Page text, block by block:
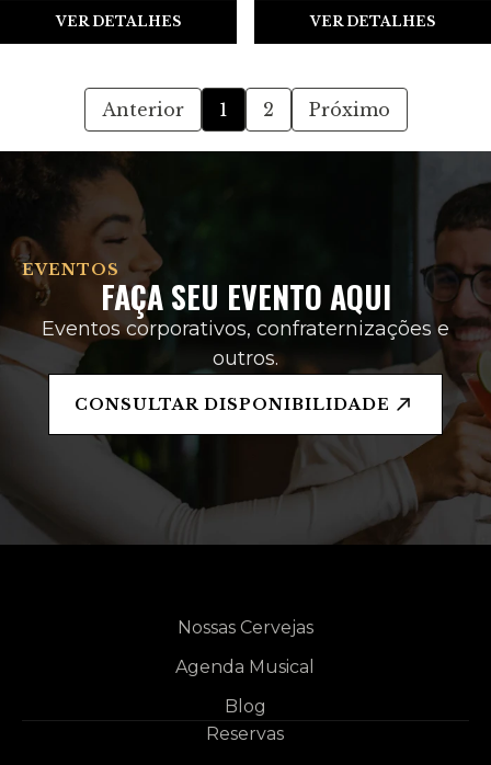
VER DETALHES VER DETALHES
Anterior 1 2 Próximo
EVENTOS
FAÇA SEU EVENTO AQUI
Eventos corporativos, confraternizações e
outros.
CONSULTAR DISPONIBILIDADE
Nossas Cervejas
Agenda Musical
Blog
Reservas